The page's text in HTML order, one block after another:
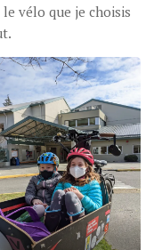
vélo que je choisis